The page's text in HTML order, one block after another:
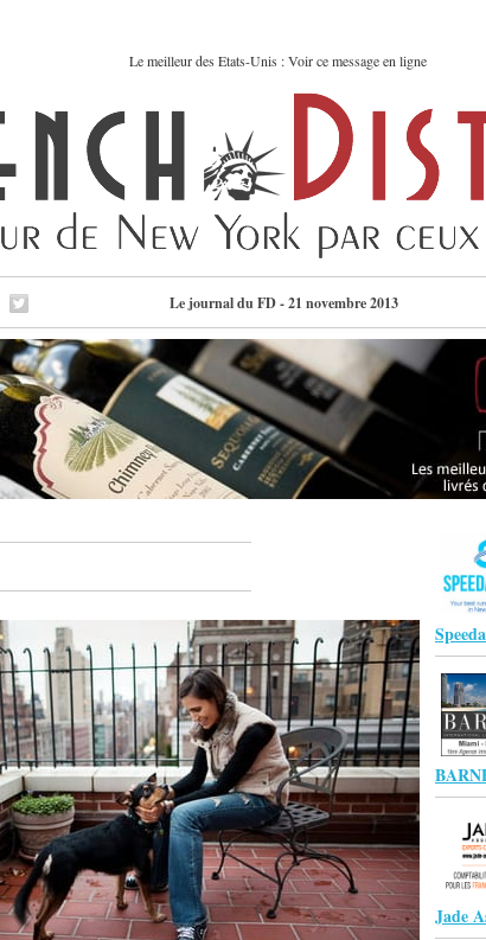
Le meilleur des Etats-Unis : Voir ce message en ligne
Le journal du FD - 21 novembre 2013
Jade